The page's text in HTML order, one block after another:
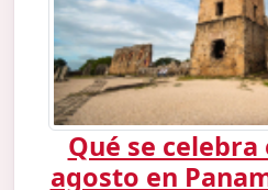
Qué se celebra
agosto en